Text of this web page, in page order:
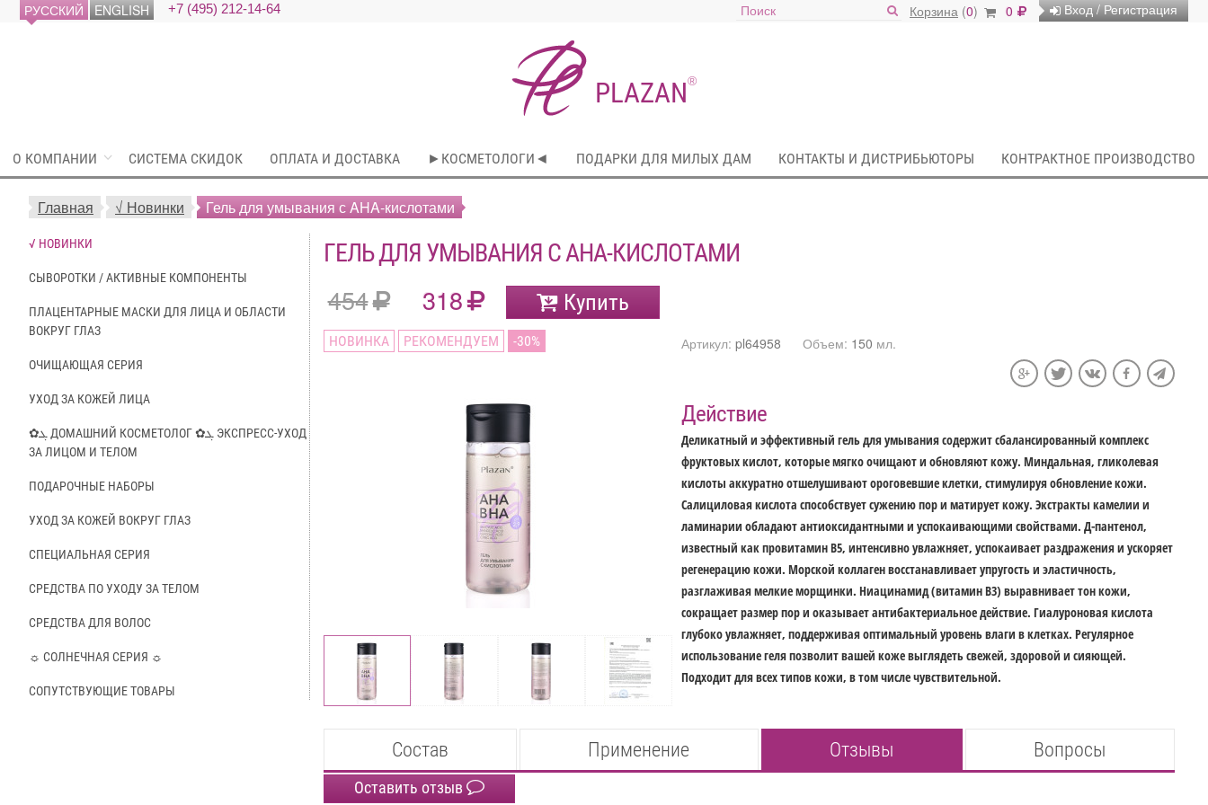
РУССКИЙ ENGLISH +7 (495) 212-14-64 Корзина (0) 0 Вход / Регистрация
PLAZAN®
О КОМПАНИИ СИСТЕМА СКИДОК ОПЛАТА И ДОСТАВКА ►КОСМЕТОЛОГИ◄ ПОДАРКИ ДЛЯ МИЛЫХ ДАМ КОНТАКТЫ И ДИСТРИБЬЮТОРЫ КОНТРАКТНОЕ ПРОИЗВОДСТВО
Главная √ Новинки Гель для умывания с AHA-кислотами
√ НОВИНКИ
СЫВОРОТКИ / АКТИВНЫЕ КОМПОНЕНТЫ
ПЛАЦЕНТАРНЫЕ МАСКИ ДЛЯ ЛИЦА И ОБЛАСТИ
ВОКРУГ ГЛАЗ
ОЧИЩАЮЩАЯ СЕРИЯ
УХОД ЗА КОЖЕЙ ЛИЦА
✿ܓ ДОМАШНИЙ КОСМЕТОЛОГ ✿ܓ ЭКСПРЕСС-УХОД
ЗА ЛИЦОМ И ТЕЛОМ
ПОДАРОЧНЫЕ НАБОРЫ
УХОД ЗА КОЖЕЙ ВОКРУГ ГЛАЗ
СПЕЦИАЛЬНАЯ СЕРИЯ
СРЕДСТВА ПО УХОДУ ЗА ТЕЛОМ
СРЕДСТВА ДЛЯ ВОЛОС
☼ СОЛНЕЧНАЯ СЕРИЯ ☼
СОПУТСТВУЮЩИЕ ТОВАРЫ
ГЕЛЬ ДЛЯ УМЫВАНИЯ С AHA-КИСЛОТАМИ
454 318 Купить
НОВИНКА РЕКОМЕНДУЕМ 30 Артикул:pl64958 Объем: 150 мл.
Действие
Деликатный и эффективный гель для умывания содержит сбалансированный комплекс
фруктовых кислот, которые мягко очищают и обновляют кожу. Миндальная, гликолевая
кислоты аккуратно отшелушивают ороговевшие клетки, стимулируя обновление кожи.
Салициловая кислота способствует сужению пор и матирует кожу. Экстракты камелии и
ламинарии обладают антиоксидантными и успокаивающими свойствами. Д-пантенол,
известный как провитамин B5, интенсивно увлажняет, успокаивает раздражения и ускоряет
регенерацию кожи. Морской коллаген восстанавливает упругость и эластичность,
разглаживая мелкие морщинки. Ниацинамид (витамин B3) выравнивает тон кожи,
сокращает размер пор и оказывает антибактериальное действие. Гиалуроновая кислота
глубоко увлажняет, поддерживая оптимальный уровень влаги в клетках. Регулярное
использование геля позволит вашей коже выглядеть свежей, здоровой и сияющей.
Подходит для всех типов кожи, в том числе чувствительной.
Состав Применение Отзывы Вопросы
Оставить отзыв